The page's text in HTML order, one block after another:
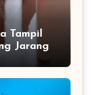
Tampil
Jarang